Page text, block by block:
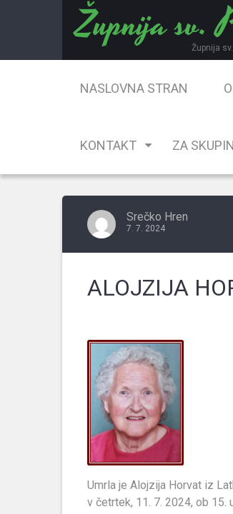
Župnija sv.
Župnija
NASLOVNA STRAN
KONTAKT ZA
Srečko Hren
7. 7. 2024
ALOJZIJA
Umrla je Alojzija Horvat iz
v četrtek, 11. 7. 2024, ob 15.